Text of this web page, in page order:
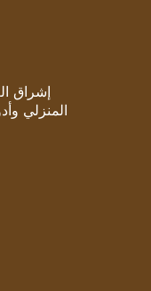
إشراق
المنزلي